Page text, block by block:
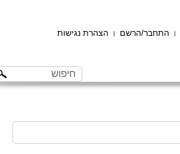
| התחבר/הרשם | הצהרת נגישות